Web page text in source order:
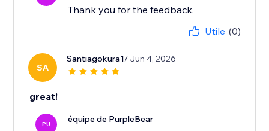
Thank you for the feedback.
Utile (0)
SA
Santiagokura1/ Jun 4, 2026
great!
PU équipe de PurpleBear